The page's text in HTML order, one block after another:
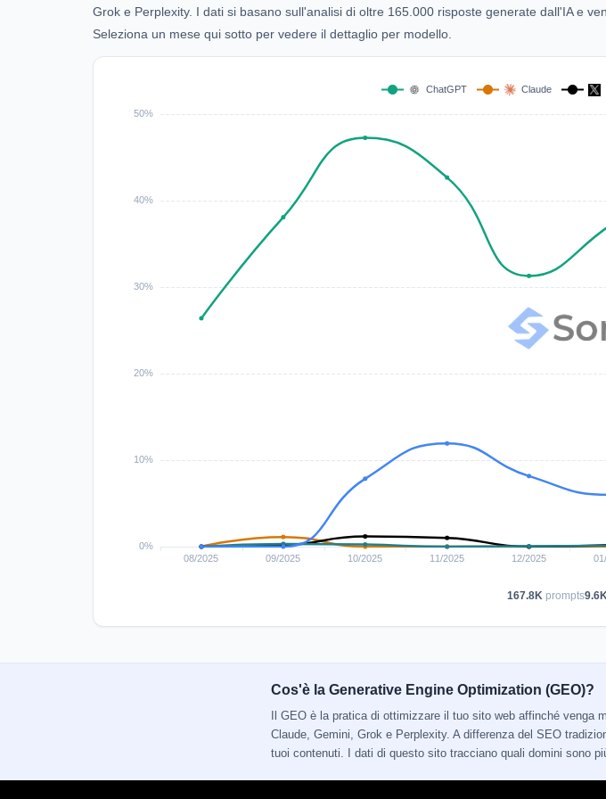
Grok e Perplexity. I dati si basano sull'analisi di oltre 165.000 risposte generate dall'IA e
Seleziona un mese qui sotto per vedere il dettaglio per modello.
167.8K prompts
Cos'è la Generative Engine Optimization (GEO)?
Il GEO è la pratica di ottimizzare il tuo sito web affinché venga
Claude, Gemini, Grok e Perplexity. A differenza del SEO
tuoi contenuti. I dati di questo sito tracciano quali domini sono